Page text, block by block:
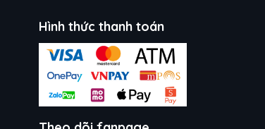
Hình thức thanh toán